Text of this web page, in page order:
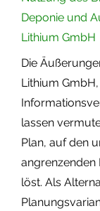
Deponie und
Lithium GmbH
Die
Lithium
lassen
Plan, auf den
angrenzenden
löst. Als